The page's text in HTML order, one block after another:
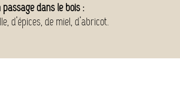
dans le bois :
d’épices, de miel, d’abricot.